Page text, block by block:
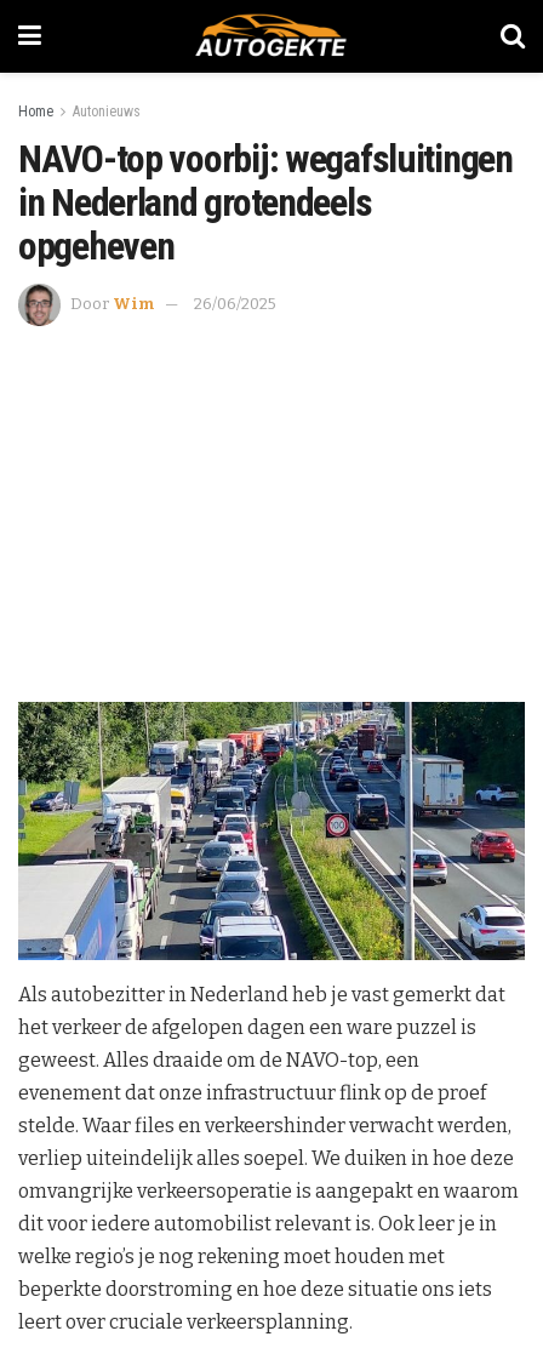
Home Autonieuws
NAVO-top voorbij: wegafsluitingen
in Nederland grotendeels
opgeheven
Door Wim 26/06/2025
Als autobezitter in Nederland heb je vast gemerkt dat
het verkeer de afgelopen dagen een ware puzzel is
geweest. Alles draaide om de NAVO-top, een
evenement dat onze infrastructuur flink op de proef
stelde. Waar files en verkeershinder verwacht werden,
verliep uiteindelijk alles soepel. We duiken in hoe deze
omvangrijke verkeersoperatie is aangepakt en waarom
dit voor iedere automobilist relevant is. Ook leer je in
welke regio’s je nog rekening moet houden met
beperkte doorstroming en hoe deze situatie ons iets
leert over cruciale verkeersplanning.